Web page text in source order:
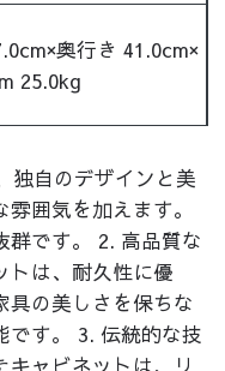
奥行き 41.0cm×
25.0kg
独自のデザインと美
囲気を加えます。
群です。 2. 高品質な
トは、耐久性に優
具の美しさを保ちな
です。 3. 伝統的な技
ャビネットは、リ